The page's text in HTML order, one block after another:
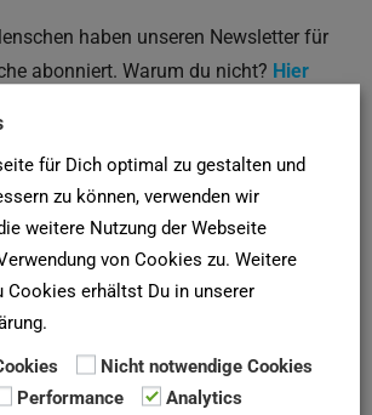
haben unseren Newsletter für
abonniert. Warum du nicht? Hier
in Deutschland?
unverbindlichen
für Dich optimal zu gestalten und
zu können, verwenden wir
weitere Nutzung der Webseite
von Cookies zu. Weitere
Cookies erhältst Du in unserer
Nicht notwendige Cookies
Performance
Analytics